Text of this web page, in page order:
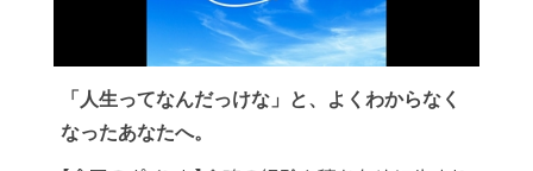
「人生ってなんだっけな」と、よくわからなく
なったあなたへ。